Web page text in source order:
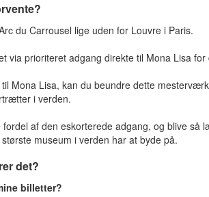
du Carrousel lige uden for Louvre i Paris.
via prioriteret adgang direkte til Mona Lisa
Mona Lisa, kan du beundre dette
i verden.
fordel af den eskorterede adgang, og blive
museum i verden har at byde på.
det?
billetter?